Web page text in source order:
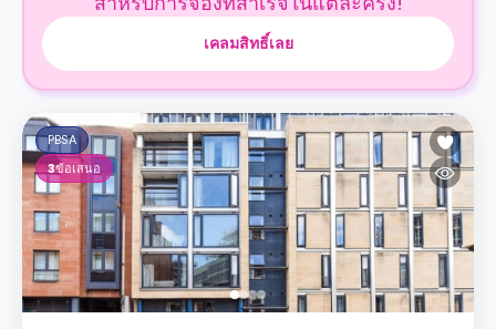
เคลมสิทธิ์เลย
PBSA
3ข้อเสนอ